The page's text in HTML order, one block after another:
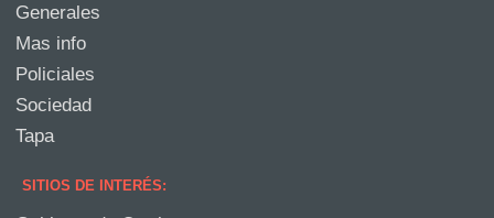
Generales
Mas info
Policiales
Sociedad
Tapa
SITIOS DE INTERÉS: